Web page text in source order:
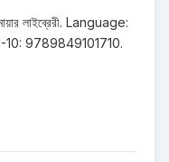
লাইব্রেরী. Language:
10: 9789849101710.